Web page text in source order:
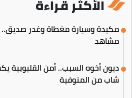
الأكثر قراءة
مشاهد
ديون أخوه السبب.. أمن
شاب من المنوفية